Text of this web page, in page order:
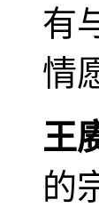
有
情
王
的